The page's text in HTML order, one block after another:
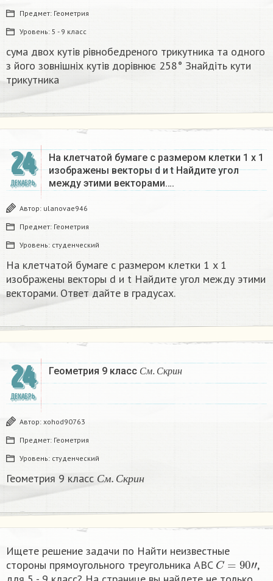
Предмет: Геометрия
Уровень: 5 - 9 класс
сума двох кутів рівнобедреного трикутника та одного
з його зовнішніх кутів дорівнює 258° Знайдіть кути
трикутника​
24
ДЕКАБРЬ
На клетчатой бумаге с размером клетки 1 x 1
изображены векторы d и t Найдите угол
между этими векторами….
Автор: ulanovae946
Предмет: Геометрия
Уровень: студенческий
На клетчатой бумаге с размером клетки 1 x 1
изображены векторы d и t Найдите угол между этими
векторами. Ответ дайте в градусах.
24
ДЕКАБРЬ
Геометрия 9 класс См Скрин
С м. Ск рин
Автор: xohod90763
Предмет: Геометрия
Уровень: студенческий
Геометрия 9 класс См Скр ин
Ищете решение задачи по Найти неизвестные
стороны прямоугольного треугольника ABCC=90 "
,